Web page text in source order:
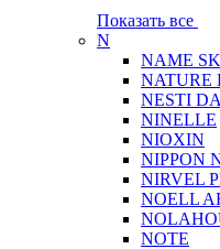
Показать все
N
NAME
NATURE
NESTI
NINELLE
NIOXIN
NIPPON
NIRVEL
NOELL
NOTE